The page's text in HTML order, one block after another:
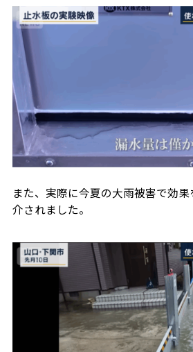
また、実際に今夏の大雨被害で効
介されました。